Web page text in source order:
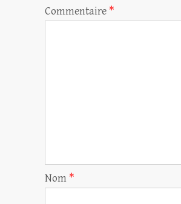
Commentaire *
Nom *